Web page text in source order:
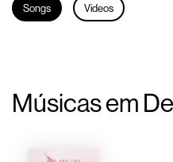
Songs Videos
Músicas em